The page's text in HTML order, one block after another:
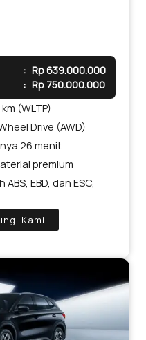
: Rp 639.000.000
: Rp 750.000.000
(WLTP)
Drive (AWD)
26 menit
premium
EBD, dan ESC,
Kami